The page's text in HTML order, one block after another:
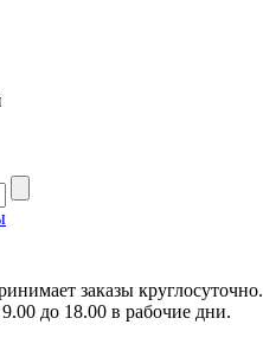
заказы круглосуточно.
до 18.00 в рабочие дни.